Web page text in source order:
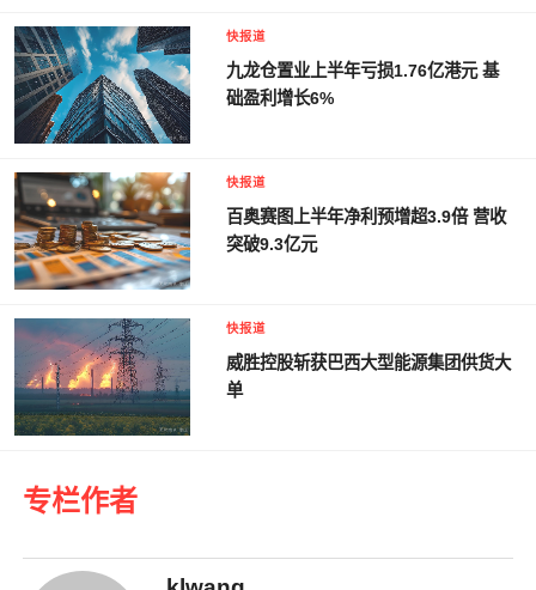
快报道
九龙仓置业上半年亏损1.76亿港元 基
础盈利增长6%
快报道
百奥赛图上半年净利预增超3.9倍 营收
突破9.3亿元
快报道
威胜控股斩获巴西大型能源集团供货大
单
专栏作者